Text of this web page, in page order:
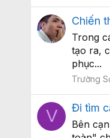
Chiến
Trong
tạo ra,
phục...
Trường
V Đi tìm
Bên